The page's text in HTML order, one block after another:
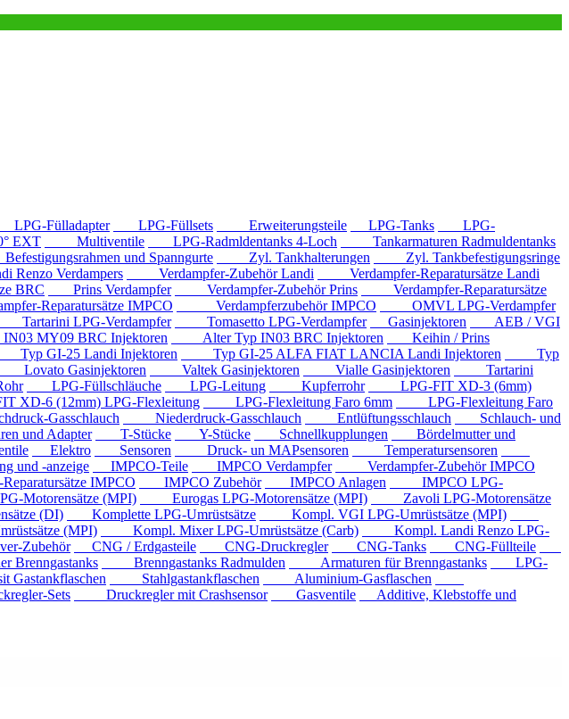
Fülladapter LPG-Füllsets Erweiterungsteile LPG-Tanks
LPG-
EXT Multiventile LPG-Radmldentanks 4-Loch
Tankarmaturen Radmuldentanks
und Spanngurte Zyl. Tankhalterungen
Zyl. Tankbefestigungsringe
Verdampers Verdampfer-Zubehör Landi
Verdampfer-Reparatursätze Landi
BRC Prins Verdampfer Verdampfer-Zubehör Prins
Verdampfer-Reparatursätze
Reparatursätze IMPCO Verdampferzubehör IMPCO
OMVL LPG-Verdampfer
LPG-Verdampfer Tomasetto LPG-Verdampfer Gasinjektoren
AEB / VGI
MY09 BRC Injektoren Alter Typ IN03 BRC Injektoren
Keihin / Prins
GI-25 Landi Injektoren Typ GI-25 ALFA FIAT LANCIA Landi Injektoren
Typ
Lovato Gasinjektoren Valtek Gasinjektoren Vialle Gasinjektoren
Tartarini
LPG-Füllschläuche LPG-Leitung Kupferrohr
LPG-FIT XD-3 (6mm)
6 (12mm) LPG-Flexleitung LPG-Flexleitung Faro 6mm
LPG-Flexleitung Faro
Gasschlauch Niederdruck-Gasschlauch Entlüftungsschlauch
Schlauch- und
und Adapter T-Stücke Y-Stücke Schnellkupplungen
Bördelmutter und
Elektro Sensoren Druck- un MAPsensoren
Temperatursensoren
und -anzeige IMPCO-Teile IMPCO Verdampfer
Verdampfer-Zubehör IMPCO
IMPCO IMPCO Zubehör IMPCO Anlagen
IMPCO LPG-
(MPI) Eurogas LPG-Motorensätze (MPI)
Zavoli LPG-Motorensätze
(DI) Komplette LPG-Umrüstsätze
Kompl. VGI LPG-Umrüstsätze (MPI)
(MPI) Kompl. Mixer LPG-Umrüstsätze (Carb)
Kompl. Landi Renzo LPG-
Zubehör CNG / Erdgasteile CNG-Druckregler CNG-Tanks
CNG-Füllteile
Brenngastanks Radmulden Armaturen für Brenngastanks
LPG-
Stahlgastankflaschen
Aluminium-Gasflaschen
Sets Druckregler mit Crashsensor Gasventile
Additive, Klebstoffe und